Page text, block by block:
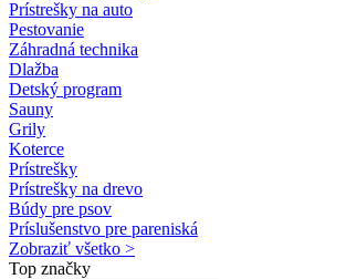
Prístrešky na auto
Pestovanie
Záhradná technika
Dlažba
Detský program
Sauny
Grily
Koterce
Prístrešky
Prístrešky na drevo
Búdy pre psov
Príslušenstvo pre pareniská
Zobraziť všetko >
Top značky